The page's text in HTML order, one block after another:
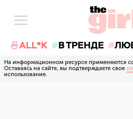
🍜ALL*K В ТРЕНДЕ
На информационном ресурсе применяются
Оставаясь на сайте, вы подтверждаете свое
использование.